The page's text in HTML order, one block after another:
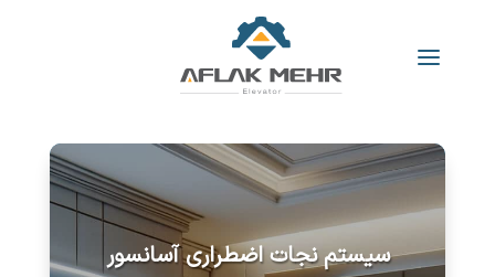
سیستم نجات اضطراری آسانسور